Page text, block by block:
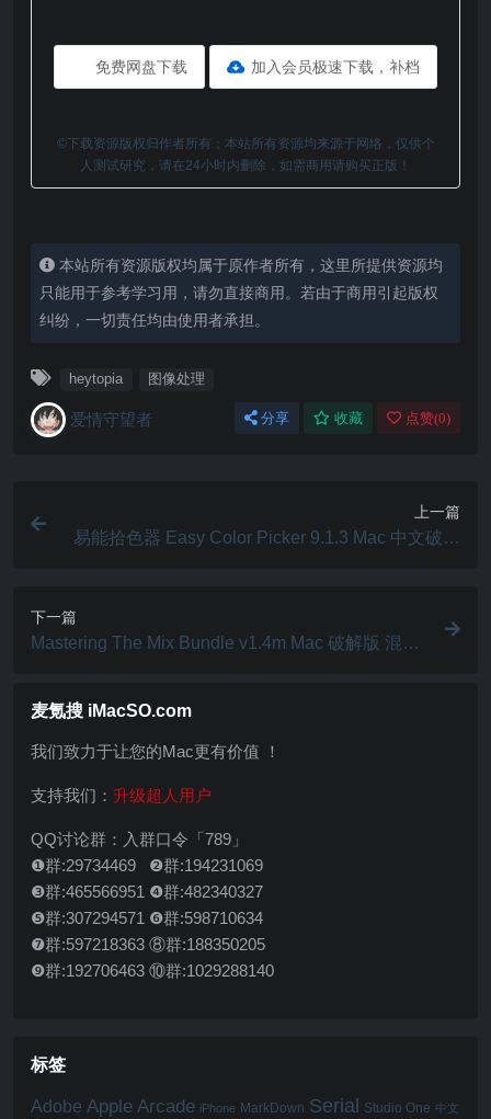
免费网盘下载 加入会员极速下载，补档
©下载资源版权归作者所有；本站所有资源均来源于网络，仅供个
人测试研究，请在24小时内删除，如需商用请购买正版！
本站所有资源版权均属于原作者所有，这里所提供资源均
只能用于参考学习用，请勿直接商用。若由于商用引起版权
纠纷，一切责任均由使用者承担。
heytopia 图像处理
爱情守望者 分享 收藏 点赞(0)
上一篇
易能拾色器 Easy Color Picker 9.1.3 Mac 中文破解
下一篇
Mastering The Mix Bundle v1.4m Mac 破解版 混音
麦氪搜 iMacSO.com
我们致力于让您的Mac更有价值 ！
支持我们： 升级超人用户
QQ讨论群：入群口令「789」
❶群:29734469 ❷群:194231069
❸群:465566951 ❹群:482340327
❺群:307294571 ❻群:598710634
❼群:597218363 ⑧群:188350205
❾群:192706463 ⑩群:1029288140
标签
Adobe Apple Arcade iPhone MarkDown Serial Studio One 中文